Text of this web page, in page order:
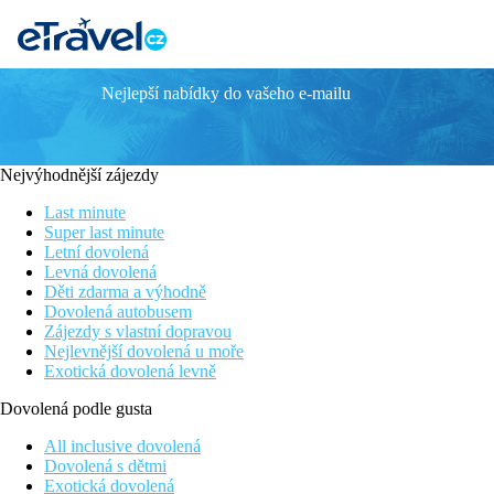
Delfinia Resort
Dětský bazén se skluzavkou
Prostorné rodinné pokoje nebo se sdíleným bazénem
Tematické koutky s občerstvením
Informace o hotelu
Hotelový komplex čtyř dvoupatrových a několika přízemních
letiště. Autobusová zastávka cca 30 m od hotelu.
Vzdálenost
pláže: 350 m
letiště: 25 km Rhodos
centra: 0.5 km (Kolymbia)
nákupních možností: 500 m
Popis pokoje
Nejlepší nabídky do vašeho e-mailu
Nejvýhodnější zájezdy
Last minute
Super last minute
Letní dovolená
Levná dovolená
Děti zdarma a výhodně
Dovolená autobusem
Zájezdy s vlastní dopravou
Nejlevnější dovolená u moře
Exotická dovolená levně
Dovolená podle gusta
All inclusive dovolená
Dovolená s dětmi
Exotická dovolená